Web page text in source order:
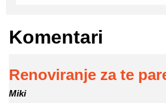
Komentari
Renoviranje za te
Miki